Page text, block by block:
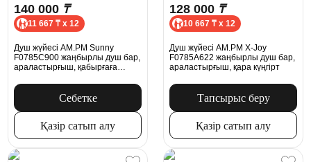
140 000 ₸
11 667 ₸ x 12
Душ жүйесі AM.PM Sunny
F0785C900 жаңбырлы душ бар,
араластырғыш, қабырғаға
Себетке
Қазір сатып алу
128 000 ₸
10 667 ₸ x 12
Душ жүйесі AM.PM X-Joy
F0785A622 жаңбырлы душ бар,
араластырғыш, қара күңгірт
Тапсырыс беру
Қазір сатып алу